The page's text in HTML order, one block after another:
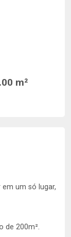
m²
um só lugar,
de 200m².